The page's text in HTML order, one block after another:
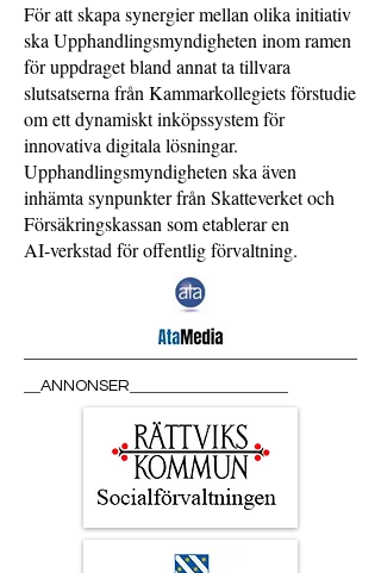
För att skapa synergier mellan olika initiativ
ska Upphandlingsmyndigheten inom ramen
för uppdraget bland annat ta tillvara
slutsatserna från Kammarkollegiets förstudie
om ett dynamiskt inköpssystem för
innovativa digitala lösningar.
Upphandlingsmyndigheten ska även
inhämta synpunkter från Skatteverket och
Försäkringskassan som etablerar en
AI‑verkstad för offentlig förvaltning.
ANNONSER